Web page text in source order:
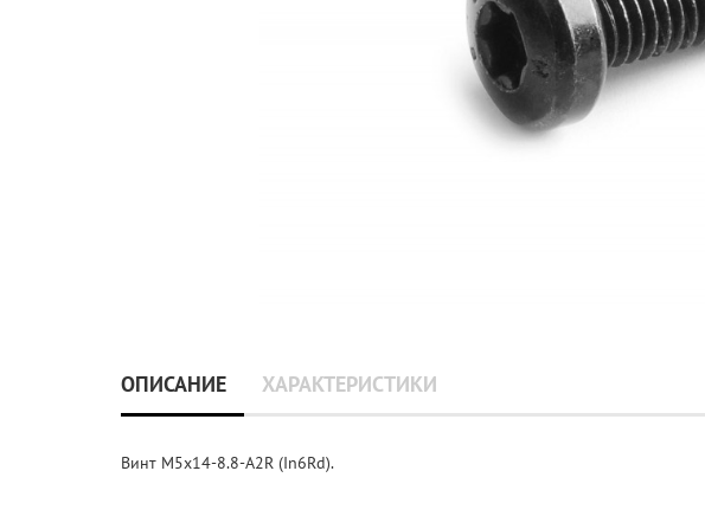
ОПИСАНИЕ ХАРАКТЕРИСТИКИ
Винт M5x14-8.8-A2R (In6Rd).